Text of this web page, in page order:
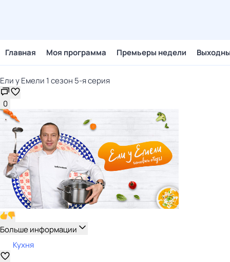
Главная Моя программа Премьеры недели
Ели у Емели 1 сезон 5-я серия
0
Больше информации
Кухня